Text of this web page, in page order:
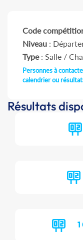
Code
Niveau :
Type: Salle /
Personnes à
calendrier ou
Résultats